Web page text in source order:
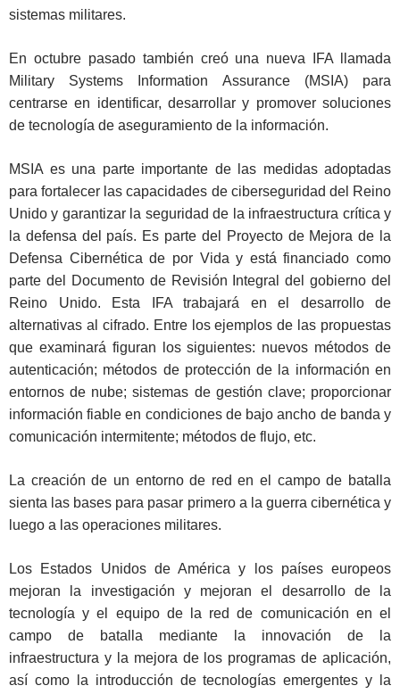
sistemas militares.
En octubre pasado también creó una nueva IFA llamada
Military Systems Information Assurance (MSIA) para
centrarse en identificar, desarrollar y promover soluciones
de tecnología de aseguramiento de la información.
MSIA es una parte importante de las medidas adoptadas
para fortalecer las capacidades de ciberseguridad del Reino
Unido y garantizar la seguridad de la infraestructura crítica y
la defensa del país. Es parte del Proyecto de Mejora de la
Defensa Cibernética de por Vida y está financiado como
parte del Documento de Revisión Integral del gobierno del
Reino Unido. Esta IFA trabajará en el desarrollo de
alternativas al cifrado. Entre los ejemplos de las propuestas
que examinará figuran los siguientes: nuevos métodos de
autenticación; métodos de protección de la información en
entornos de nube; sistemas de gestión clave; proporcionar
información fiable en condiciones de bajo ancho de banda y
comunicación intermitente; métodos de flujo, etc.
La creación de un entorno de red en el campo de batalla
sienta las bases para pasar primero a la guerra cibernética y
luego a las operaciones militares.
Los Estados Unidos de América y los países europeos
mejoran la investigación y mejoran el desarrollo de la
tecnología y el equipo de la red de comunicación en el
campo de batalla mediante la innovación de la
infraestructura y la mejora de los programas de aplicación,
así como la introducción de tecnologías emergentes y la